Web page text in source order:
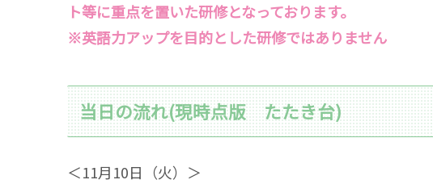
ト等に重点を置いた研修となっております。
※英語力アップを目的とした研修ではありません
当日の流れ(現時点版 たたき台)
＜11月10日（火）＞